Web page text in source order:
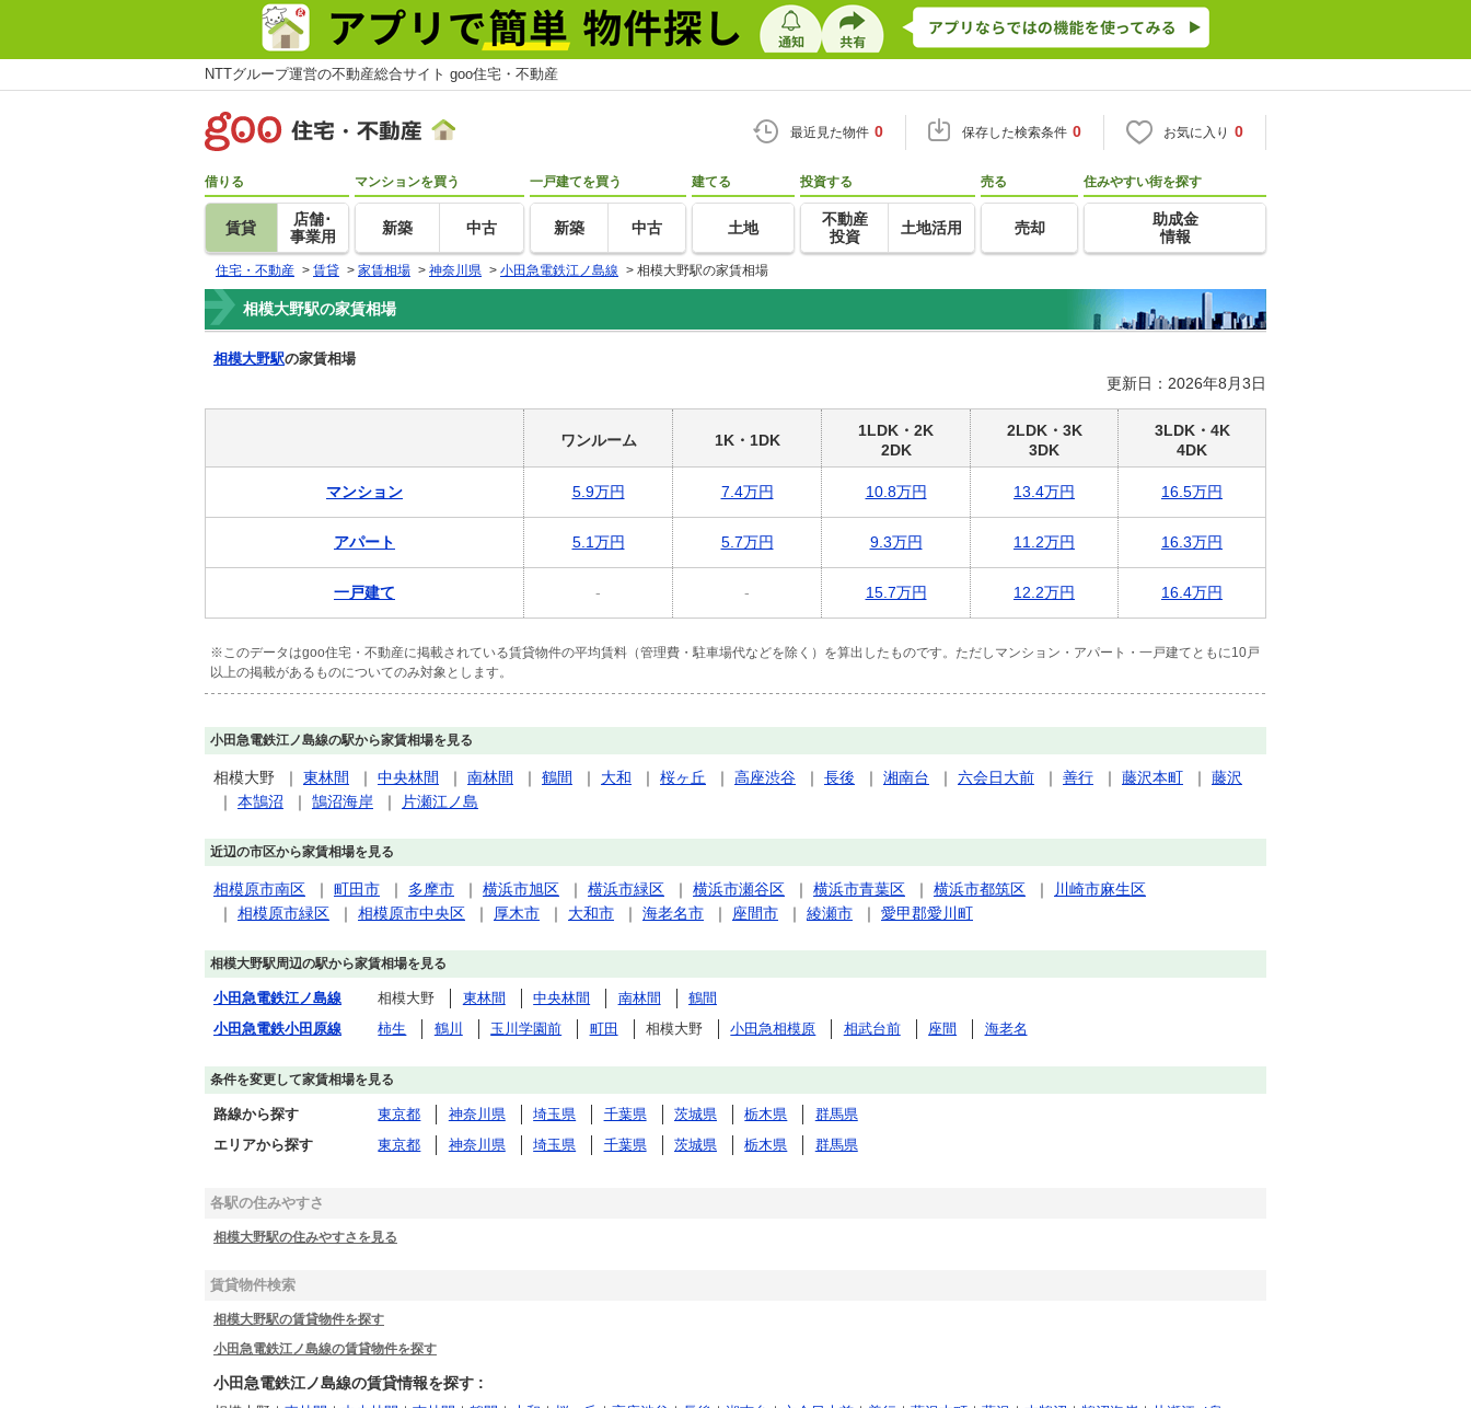
NTTグループ運営の不動産総合サイト goo住宅・不動産
最近見た物件 0 保存した検索条件 0 お気に入り 0
借りる
賃貸
店舗･
事業用
マンションを買う
新築 中古
一戸建てを買う
新築 中古
建てる
土地
投資する
不動産
投資
土地活用
売る
売却
住みやすい街を探す
助成金
情報
住宅・不動産 > 賃貸 > 家賃相場 > 神奈川県 > 小田急電鉄江ノ島線 > 相模大野駅の家賃相場
相模大野駅の家賃相場
相模大野駅の家賃相場
更新日：2026年8月3日
ワンルーム 1K・1DK
1LDK・2K
2DK
2LDK・3K
3DK
3LDK・4K
4DK
マンション 5.9万円 7.4万円 10.8万円 13.4万円 16.5万円
アパート 5.1万円 5.7万円 9.3万円 11.2万円 16.3万円
一戸建て - - 15.7万円 12.2万円 16.4万円
※このデータはgoo住宅・不動産に掲載されている賃貸物件の平均賃料（管理費・駐車場代などを除く）を算出したものです。ただしマンション・アパート・一戸建てともに10戸
以上の掲載があるものについてのみ対象とします。
小田急電鉄江ノ島線の駅から家賃相場を見る
相模大野 ｜ 東林間 ｜ 中央林間 ｜ 南林間 ｜ 鶴間 ｜ 大和 ｜ 桜ヶ丘 ｜ 高座渋谷 ｜ 長後 ｜ 湘南台 ｜ 六会日大前 ｜ 善行 ｜ 藤沢本町 ｜ 藤沢
｜ 本鵠沼 ｜ 鵠沼海岸 ｜ 片瀬江ノ島
近辺の市区から家賃相場を見る
相模原市南区 ｜ 町田市 ｜ 多摩市 ｜ 横浜市旭区 ｜ 横浜市緑区 ｜ 横浜市瀬谷区 ｜ 横浜市青葉区 ｜ 横浜市都筑区 ｜
川崎市麻生区
｜ 相模原市緑区 ｜ 相模原市中央区 ｜ 厚木市 ｜ 大和市 ｜ 海老名市 ｜ 座間市 ｜ 綾瀬市 ｜ 愛甲郡愛川町
相模大野駅周辺の駅から家賃相場を見る
小田急電鉄江ノ島線 相模大野 東林間 中央林間 南林間
鶴間
小田急電鉄小田原線
柿生 鶴川 玉川学園前 町田 相模大野 小田急相模原 相武台前 座間 海老名
条件を変更して家賃相場を見る
路線から探す 東京都 神奈川県 埼玉県 千葉県 茨城県 栃木県
群馬県
エリアから探す
東京都 神奈川県 埼玉県 千葉県 茨城県 栃木県 群馬県
各駅の住みやすさ
相模大野駅の住みやすさを見る
賃貸物件検索
相模大野駅の賃貸物件を探す
小田急電鉄江ノ島線の賃貸物件を探す
小田急電鉄江ノ島線の賃貸情報を探す :